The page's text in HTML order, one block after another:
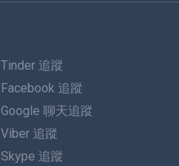
Tinder 追蹤
Facebook 追蹤
Google 聊天追蹤
Viber 追蹤
Skype 追蹤